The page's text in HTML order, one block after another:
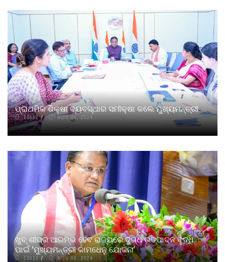
ପ୍ରାଥମିକ ଶିକ୍ଷା ବ୍ୟବସ୍ଥାର ସମୀକ୍ଷା କଲେ ମୁଖ୍ୟମନ୍ତ୍ରୀ
14692 NOV 06, 2024
ଖୁବ୍ ଶୀଘ୍ର ଆରମ୍ଭ ହେବ ରାଜ୍ୟରେ ଦୁଗ୍ଧ ଉତ୍ପାଦନ ବୃଦ୍ଧି
ପାଇଁ ‘ମୁଖ୍ୟମନ୍ତ୍ରୀ କାମଧେନୁ ଯୋଜନା’
13613 NOV 06, 2024